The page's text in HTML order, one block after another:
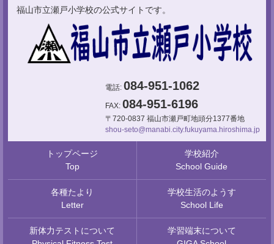
電話: 084-951-1062
FAX: 084-951-6196
〒720-0837 福山市瀬戸町地頭分1377番地
shou-seto@manabi.city.fukuyama.hiroshima.jp
トップページ
Top
学校紹介
School Guide
各種たより
Letter
学校生活のようす
School Life
新体力テストについて
学習端末について